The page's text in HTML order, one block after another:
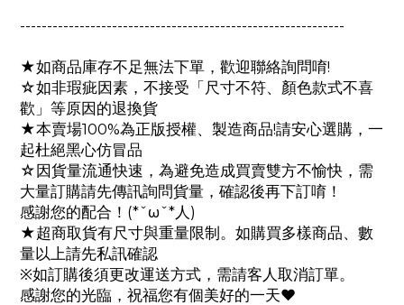
------------------------------------------------------------
★如商品庫存不足無法下單，歡迎聯絡詢問唷!
☆如非瑕疵因素，不接受「尺寸不符、顏色款式不喜
歡」等原因的退換貨
★本賣場100%為正版授權、製造商品!請安心選購，一
起杜絕黑心仿冒品
☆因貨量流通快速，為避免造成買賣雙方不愉快，需
大量訂購請先傳訊詢問貨量，確認後再下訂唷！
感謝您的配合！(*ˇωˇ*人)
★超商取貨有尺寸與重量限制。如購買多樣商品、數
量以上請先私訊確認
※如訂購後須更改運送方式，需請客人取消訂單。
感謝您的光臨，祝福您有個美好的一天♥